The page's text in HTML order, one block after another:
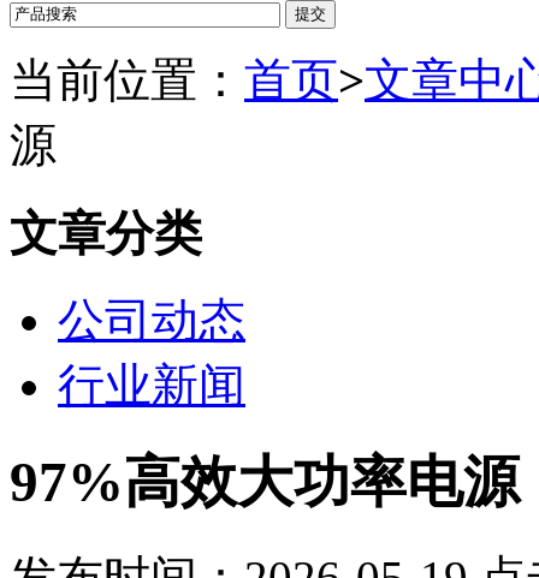
当前位置： 首页>文章中
源
文章分类
公司动态
行业新闻
97%高效大功率电源